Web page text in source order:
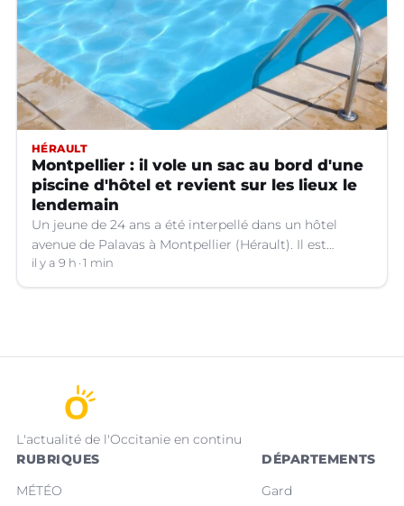
HÉRAULT
Montpellier : il vole un sac au bord d'une
piscine d'hôtel et revient sur les lieux le
lendemain
Un jeune de 24 ans a été interpellé dans un hôtel
avenue de Palavas à Montpellier (Hérault). Il est
suspecté d'avoir volé le sac d'une cliente.
il y a 9 h 1 min
L'actualité de l'Occitanie en continu
RUBRIQUES
MÉTÉO
DÉPARTEMENTS
Gard